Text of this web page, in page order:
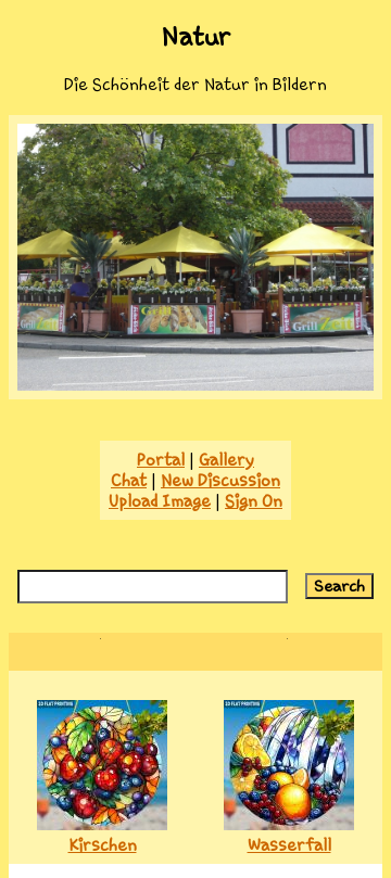
Natur
Die Schönheit der Natur in Bildern
Portal | Gallery
Chat| New Discussion
Upload Image | Sign On
Kirschen Wasserfall